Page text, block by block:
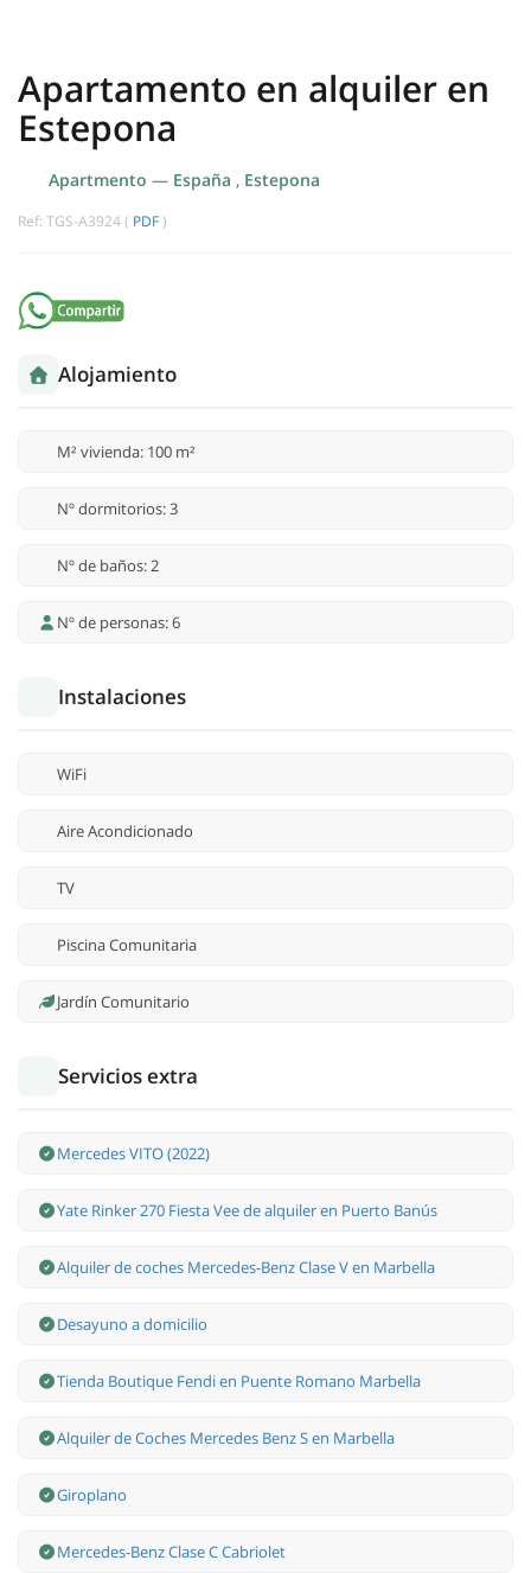
Apartamento en alquiler en
Estepona
Apartmento — España , Estepona
Ref: TGS-A3924 ( PDF )
Alojamiento
M² vivienda: 100 m²
Nº dormitorios: 3
Nº de baños: 2
Nº de personas: 6
Instalaciones
WiFi
Aire Acondicionado
TV
Piscina Comunitaria
Jardín Comunitario
Servicios extra
Mercedes VITO (2022)
Yate Rinker 270 Fiesta Vee de alquiler en Puerto Banús
Alquiler de coches Mercedes-Benz Clase V en Marbella
Desayuno a domicilio
Tienda Boutique Fendi en Puente Romano Marbella
Alquiler de Coches Mercedes Benz S en Marbella
Giroplano
Mercedes-Benz Clase С Cabriolet